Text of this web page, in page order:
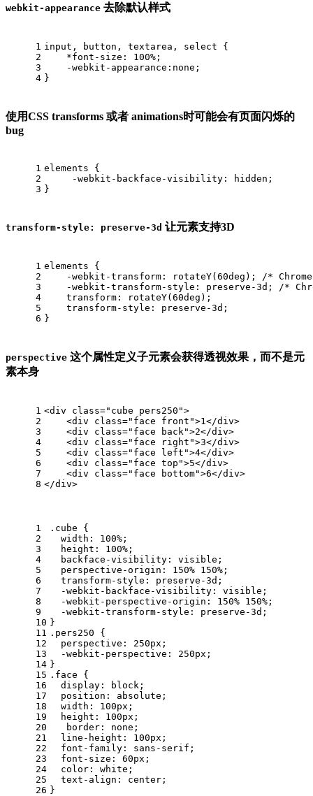
webkit-appearance 去除默认样式
1
2
3
4
input , button , textarea , select {
    *font-size: 100%;
-webkit-appearance :none ;
}
使用CSS transforms 或者 animations时可能会有页面闪烁的
bug
1
2
3
elements {
-webkit-backface-visibility : hidden;
}
transform-style: preserve-3d 让元素支持3D
1
2
3
4
5
6
elements {
-webkit-transform : rotateY(60deg); /*
-webkit-transform-style : preserve-3d; /*
transform : rotateY(60deg);
transform-style : preserve-3d;
}
perspective 这个属性定义子元素会获得透视效果，而不是元
素本身
1
2
3
4
5
6
7
8
<div class="cube pers250">
<div class="face front">1</div>
<div class="face back">2</div>
<div class="face right">3</div>
<div class="face left">4</div>
<div class="face top">5</div>
<div class="face bottom">6</div>
</div>
1
2
3
4
5
6
7
8
9
10
11
12
13
14
15
16
17
18
19
20
21
22
23
24
25
26
.cube {
width : 100% ;
height : 100% ;
backface-visibility : visible;
perspective-origin : 150% 150% ;
transform-style : preserve-3d;
-webkit-backface-visibility : visible;
-webkit-perspective-origin : 150% 150% ;
-webkit-transform-style : preserve-3d;
}
.pers250 {
perspective : 250px ;
-webkit-perspective : 250px ;
}
.face {
display : block;
position : absolute;
width : 100px ;
height : 100px ;
border : none;
line-height : 100px ;
font-family : sans-serif;
font-size : 60px ;
color : white;
text-align : center;
}